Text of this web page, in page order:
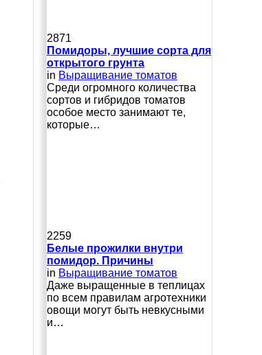
2871
Помидоры, лучшие сорта для
открытого грунта
in Выращивание томатов
Среди огромного количества
сортов и гибридов томатов
особое место занимают те,
которые…
2259
Белые прожилки внутри
помидор. Причины
in Выращивание томатов
Даже выращенные в теплицах
по всем правилам агротехники
овощи могут быть невкусными
и…